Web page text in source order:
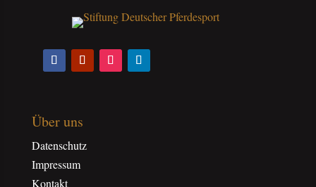
Über uns
Datenschutz
Impressum
Kontakt